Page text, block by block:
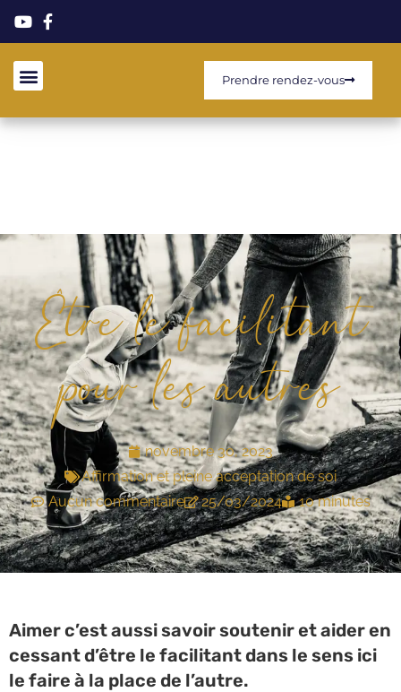
Prendre rendez-vous
Être le facilitant
pour les autres
novembre 30, 2023
Affirmation et pleine acceptation de soi
Aucun commentaire
25/03/2024 10 minutes
Aimer c’est aussi savoir soutenir et aider en
cessant d’être le facilitant dans le sens ici
le faire à la place de l’autre.